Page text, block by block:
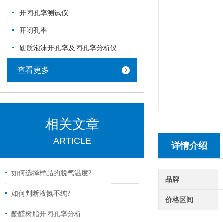
开闭孔率测试仪
开闭孔率
硬质泡沫开孔率及闭孔率分析仪
查看更多
相关文章
ARTICLE
如何选择样品的脱气温度?
如何判断液氮不纯?
酚醛树脂开闭孔率分析
详情介绍
品牌
价格区间